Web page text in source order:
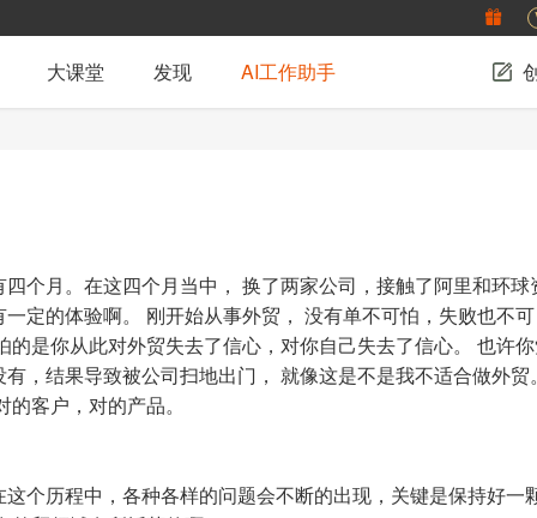
大课堂 发现 AI工作助手
个月。在这四个月当中， 换了两家公司，接触了阿里和环球
定的体验啊。 刚开始从事外贸， 没有单不可怕，失败也不可
是你从此对外贸失去了信心，对你自己失去了信心。 也许
，结果导致被公司扫地出门， 就像这是不是我不适合做外贸
客户，对的产品。